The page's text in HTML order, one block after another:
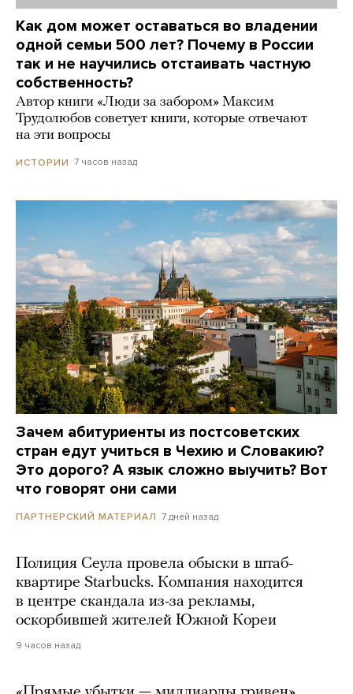
Как дом может оставаться во владении
одной семьи 500 лет? Почему в России
так и не научились отстаивать частную
собственность?
Автор книги «Люди за забором» Максим
Трудолюбов советует книги, которые отвечают
на эти вопросы
ИСТОРИИ 7 часов назад
Зачем абитуриенты из постсоветских
стран едут учиться в Чехию и Словакию?
Это дорого? А язык сложно выучить? Вот
что говорят они сами
ПАРТНЕРСКИЙ МАТЕРИАЛ 7 дней назад
Полиция Сеула провела обыски в штаб-
квартире Starbucks. Компания находится
в центре скандала из-за рекламы,
оскорбившей жителей Южной Кореи
9 часов назад